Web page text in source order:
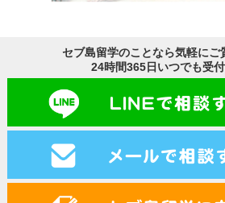
セブ島留学のことなら気軽にご
24時間365日いつでも受付